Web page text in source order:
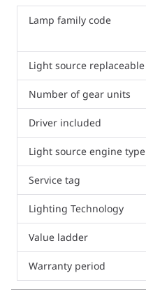
Lamp family code
Light source replaceable
Number of gear units
Driver included
Light source engine type
Service tag
Lighting Technology
Value ladder
Warranty period